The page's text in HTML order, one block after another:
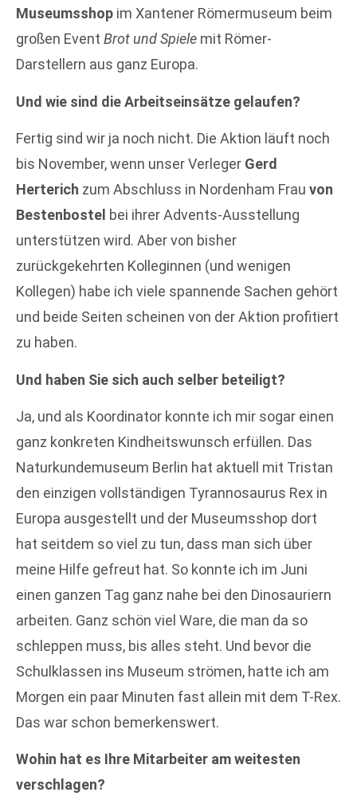
Museumsshop im Xantener Römermuseum beim
großen Event Brot und Spiele mit Römer-
Darstellern aus ganz Europa.
Und wie sind die Arbeitseinsätze gelaufen?
Fertig sind wir ja noch nicht. Die Aktion läuft noch
bis November, wenn unser Verleger Gerd
Herterich zum Abschluss in Nordenham Frau von
Bestenbostel bei ihrer Advents-Ausstellung
unterstützen wird. Aber von bisher
zurückgekehrten Kolleginnen (und wenigen
Kollegen) habe ich viele spannende Sachen gehört
und beide Seiten scheinen von der Aktion profitiert
zu haben.
Und haben Sie sich auch selber beteiligt?
Ja, und als Koordinator konnte ich mir sogar einen
ganz konkreten Kindheitswunsch erfüllen. Das
Naturkundemuseum Berlin hat aktuell mit Tristan
den einzigen vollständigen Tyrannosaurus Rex in
Europa ausgestellt und der Museumsshop dort
hat seitdem so viel zu tun, dass man sich über
meine Hilfe gefreut hat. So konnte ich im Juni
einen ganzen Tag ganz nahe bei den Dinosauriern
arbeiten. Ganz schön viel Ware, die man da so
schleppen muss, bis alles steht. Und bevor die
Schulklassen ins Museum strömen, hatte ich am
Morgen ein paar Minuten fast allein mit dem T-Rex.
Das war schon bemerkenswert.
Wohin hat es Ihre Mitarbeiter am weitesten
verschlagen?